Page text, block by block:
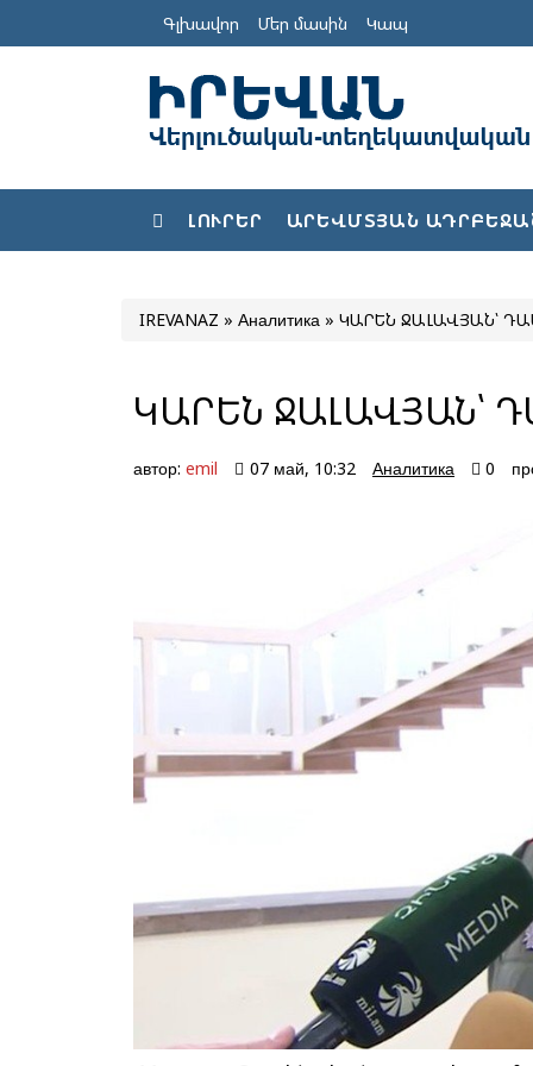
Գլխավոր Մեր մասին Կապ
ԼՈՒՐԵՐ ԱՐԵՎՄՏՅԱՆ
IREVANAZ » Аналитика » ԿԱՐԵՆ ՋԱԼԱՎՅԱՆ՝
ԿԱՐԵՆ ՋԱԼԱՎՅԱՆ՝
автор: emil 07 май, 10:32 Аналитика 0